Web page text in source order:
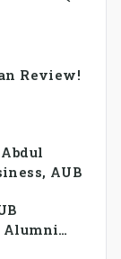
Review!
AUB
Alumni
has